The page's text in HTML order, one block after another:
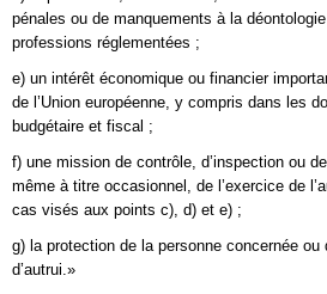
pénales ou de manquements à la
professions réglementées ;
e) un intérêt économique ou financier
de l’Union européenne, y compris dans les
budgétaire et fiscal ;
f) une mission de contrôle, d’inspection ou
même à titre occasionnel, de l’exercice de
cas visés aux points c), d) et e) ;
g) la protection de la personne concernée
d’autrui.»